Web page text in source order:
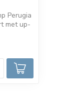
Perugia
met up-